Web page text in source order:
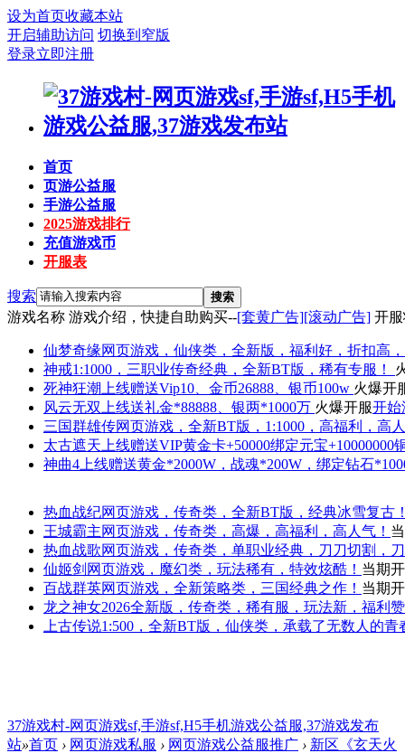
设为首页收藏本站
开启辅助访问 切换到窄版
登录立即注册
首页
页游公益服
手游公益服
2025游戏排行
充值游戏币
开服表
搜索 搜索
游戏名称 游戏介绍，快捷自助购买--[套黄广告][滚动广告] 开
仙梦奇缘网页游戏，仙侠类，全新版，福利好，折扣高
神戒1:1000，三职业传奇经典，全新BT版，稀有专服！
死神狂潮 上线赠送Vip10、金币26888、银币100w 火爆开
风云无双 上线送礼金*88888、银两*1000万 火爆开服开始
三国群雄传网页游戏，全新BT版，1:1000，高福利，高
太古遮天 上线赠送VIP黄金卡+50000绑定元宝+10000000
神曲4 上线赠送黄金*2000W，战魂*200W，绑定钻石
热血战纪网页游戏，传奇类，全新BT版，经典冰雪复古
王城霸主网页游戏，传奇类，高爆，高福利，高人气！
热血战歌网页游戏，传奇类，单职业经典，刀刀切割，
仙姬剑 网页游戏，魔幻类，玩法稀有，特效炫酷！ 当期
百战群英网页游戏，全新策略类，三国经典之作！ 当期
龙之神女2026全新版，传奇类，稀有服，玩法新，福利
上古传说1:500，全新BT版，仙侠类，承载了无数人的青
37游戏村-网页游戏sf,手游sf,H5手机游戏公益服,37游戏发布
站»首页 › 网页游戏私服 › 网页游戏公益服推广 › 新区《玄天火